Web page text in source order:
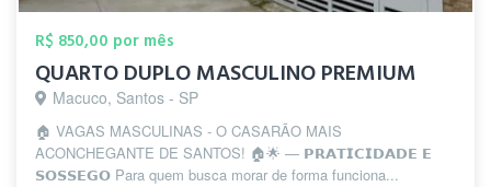
R$ 850,00 por mês
QUARTO DUPLO MASCULINO PREMIUM
Macuco, Santos - SP
🏠 VAGAS MASCULINAS - O CASARÃO MAIS
ACONCHEGANTE DE SANTOS! 🏠🌟 — 𝗣𝗥𝗔𝗧𝗜𝗖𝗜𝗗𝗔𝗗𝗘 𝗘
𝗦𝗢𝗦𝗦𝗘𝗚𝗢 Para quem busca morar de forma funciona...